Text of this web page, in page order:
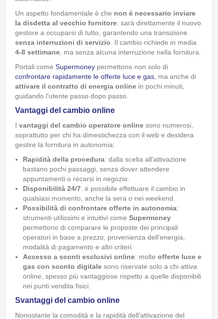
Un aspetto fondamentale è che non è necessario inviare
la disdetta al vecchio fornitore: sarà direttamente il nuovo
gestore a occuparsi di tutto, garantendo una transizione
senza interruzioni di servizio . Il cambio richiede in media
4-8 settimane , ma senza alcuna interruzione nella fornitura.
Portali come Supermoney permettono non solo di
confrontare rapidamente le offerte luce e gas , ma anche di
attivare il contratto di energia online in pochi minuti,
guidando l’utente passo dopo passo.
Vantaggi del cambio online
I vantaggi del cambio operatore online sono numerosi,
soprattutto per chi ha dimestichezza con il web e desidera
gestire la fornitura in autonomia:
Rapidità della procedura: dalla scelta all’attivazione
bastano pochi passaggi, senza dover attendere
appuntamenti o recarsi in negozio.
Disponibilità 24/7: è possibile effettuare il cambio in
qualsiasi momento, anche la sera o nei weekend.
Possibilità di confrontare offerte in autonomia:
strumenti utilissimi e intuitivi come Supermoney
permettono di comparare le proposte dei principali
operatori in base a prezzo, provenienza dell’energia,
modalità di pagamento e altri criteri.
Accesso a sconti esclusivi online: molte offerte luce e
gas con sconto digitale sono riservate solo a chi attiva
online, spesso più vantaggiose rispetto a quelle disponibili
nei punti vendita fisici.
Svantaggi del cambio online
Nonostante la comodità e la rapidità dell’attivazione del